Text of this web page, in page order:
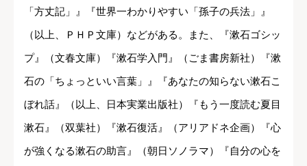
「方丈記」』『世界一わかりやすい「孫子の兵法」』
（以上、ＰＨＰ文庫）などがある。また、『漱石ゴシッ
プ』（文春文庫）『漱石学入門』（ごま書房新社）『漱
石の「ちょっといい言葉」』『あなたの知らない漱石こ
ぼれ話』（以上、日本実業出版社）『もう一度読む夏目
漱石』（双葉社）『漱石復活』（アリアドネ企画）『心
が強くなる漱石の助言』（朝日ソノラマ）『自分の心を